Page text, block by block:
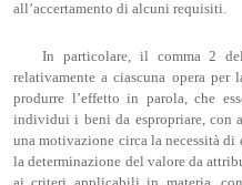
all’accertamento di alcuni requisiti.
In particolare, il comma 2
relativamente a ciascuna opera
produrre l’effetto in parola, che
individui i beni da espropriare, con
una motivazione circa la necessità
la determinazione del valore da